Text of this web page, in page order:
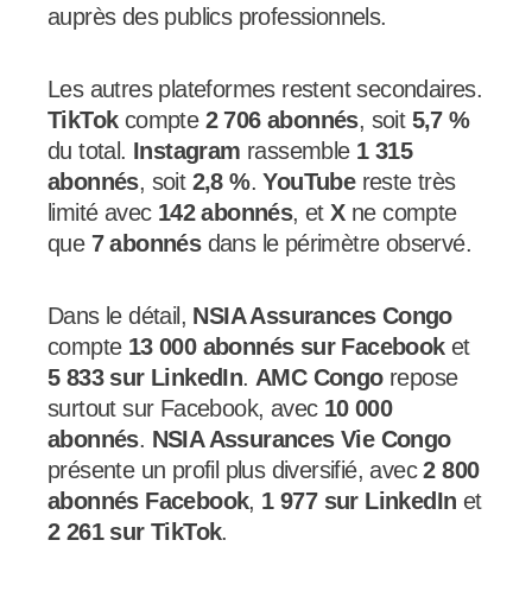
auprès des publics professionnels.
Les autres plateformes restent secondaires.
TikTokcompte 2 706 abonnés, soit 5,7 %
du total. Instagram rassemble 1 315
abonnés, soit 2,8 %.YouTubereste très
limité avec 142 abonnés, etXne compte
que 7 abonnésdans le périmètre observé.
Dans le détail, NSIA Assurances Congo
compte 13 000 abonnés sur Facebooket
5 833 sur LinkedIn. AMC Congorepose
surtout sur Facebook, avec 10 000
abonnés. NSIA Assurances Vie Congo
présente un profil plus diversifié, avec2 800
abonnés Facebook, 1 977 sur LinkedIn et
2 261 sur TikTok.